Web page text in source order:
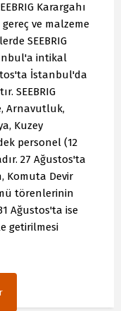
Karargahı
ve malzeme
SEEBRIG
intikal
İstanbul'da
SEEBRIG
Arnavutluk,
Kuzey
personel (12
27 Ağustos'ta
Komuta Devir
törenlerinin
Ağustos'ta ise
getirilmesi